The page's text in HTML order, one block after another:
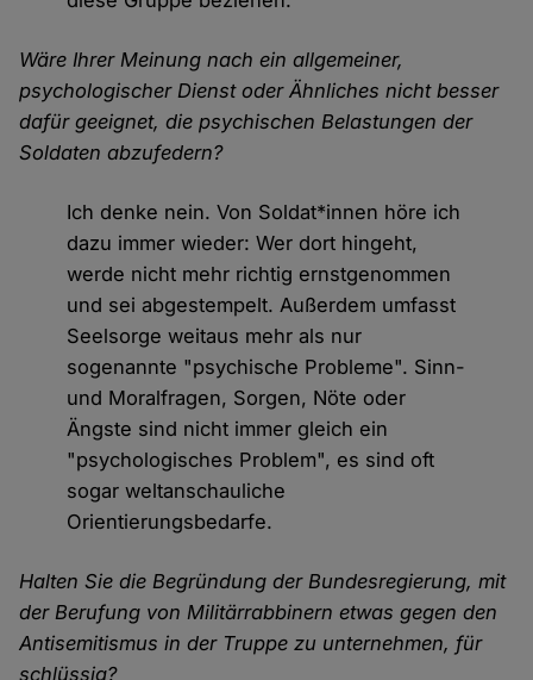
Wäre Ihrer Meinung nach ein allgemeiner,
psychologischer Dienst oder Ähnliches nicht besser
dafür geeignet, die psychischen Belastungen der
Soldaten abzufedern?
Ich denke nein. Von Soldat*innen höre ich
dazu immer wieder: Wer dort hingeht,
werde nicht mehr richtig ernstgenommen
und sei abgestempelt. Außerdem umfasst
Seelsorge weitaus mehr als nur
sogenannte "psychische Probleme". Sinn-
und Moralfragen, Sorgen, Nöte oder
Ängste sind nicht immer gleich ein
"psychologisches Problem", es sind oft
sogar weltanschauliche
Orientierungsbedarfe.
Halten Sie die Begründung der Bundesregierung, mit
der Berufung von Militärrabbinern etwas gegen den
Antisemitismus in der Truppe zu unternehmen, für
schlüssig?